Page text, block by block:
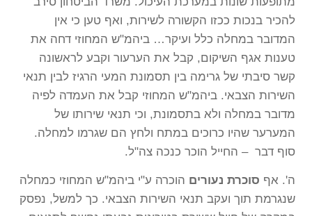
להכיר בנכות ככזו הקשורה לשירות, ואף טען כי אין
המדובר במחלה כלל ועיקר… ביהמ"ש המחוזי דחה את
טענות אגף השיקום, קבל את הערעור וקבע לראשונה
קשר סיבתי של גרימה בין תסמונת המעי הרגיז לבין תנאי
השירות הצבאי. ביהמ"ש המחוזי קבל את העמדה לפיה
מדובר במחלה ולא בתסמונת, וכי תנאי שירותו של
המערער שהיו כרוכים במתח ולחץ הם שגרמו למחלה.
סוף דבר – החייל הוכר כנכה צה"ל.
ה'. אף סוכרת נעורים הוכרה ע"י ביהמ"ש המחוזי כמחלה
שנגרמת תוך ועקב תנאי השירות הצבאי. כך למשל, נפסק